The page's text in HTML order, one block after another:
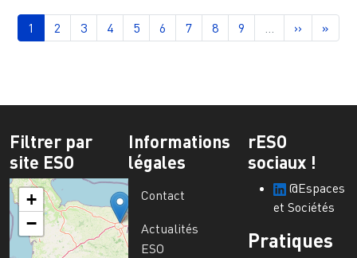
Pagination
Page courante
1 Page
2 Page
3 Page
4 Page
5 Page
6 Page
7 Page
8 Page
9 … Page
›› »
Filtrer par
site ESO
+
−
Informations
légales
Contact
Actualités
ESO
rESO
sociaux !
@Espaces
et Sociétés
Pratiques